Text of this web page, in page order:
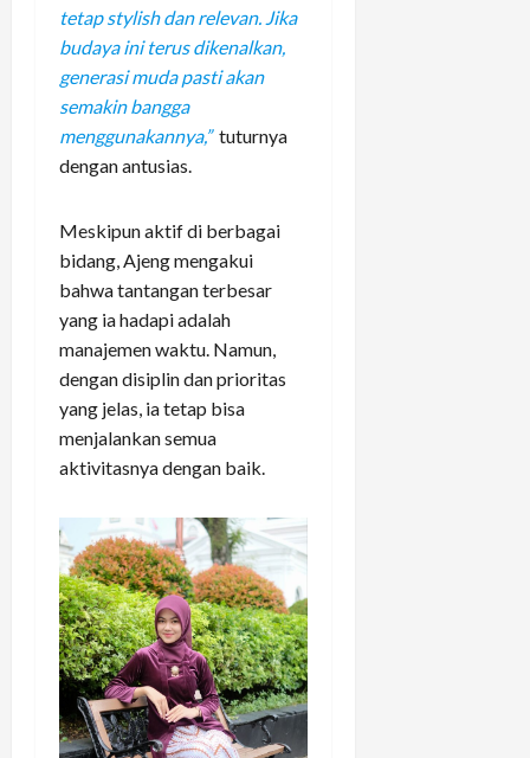
tetap stylish dan relevan. Jika
budaya ini terus dikenalkan,
generasi muda pasti akan
semakin bangga
menggunakannya,” tuturnya
dengan antusias.
Meskipun aktif di berbagai
bidang, Ajeng mengakui
bahwa tantangan terbesar
yang ia hadapi adalah
manajemen waktu. Namun,
dengan disiplin dan prioritas
yang jelas, ia tetap bisa
menjalankan semua
aktivitasnya dengan baik.